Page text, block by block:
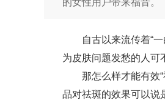
的女性用户带来福音。
自古以来流传着“
为皮肤问题发愁的人可
那怎么样才能有效
品对祛斑的效果可以说